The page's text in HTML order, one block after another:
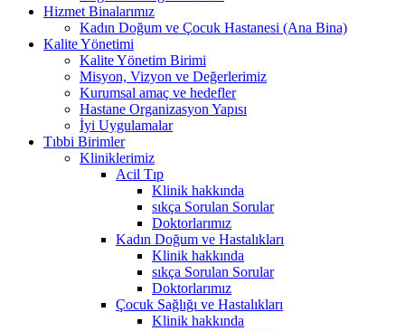
Hizmet Binalarımız
Kadın Doğum ve Çocuk Hastanesi (Ana Bina)
Kalite Yönetimi
Kalite Yönetim Birimi
Misyon, Vizyon ve Değerlerimiz
Kurumsal amaç ve hedefler
Hastane Organizasyon Yapısı
İyi Uygulamalar
Tıbbi Birimler
Kliniklerimiz
Acil Tıp
Klinik hakkında
sıkça Sorulan Sorular
Doktorlarımız
Kadın Doğum ve Hastalıkları
Klinik hakkında
sıkça Sorulan Sorular
Doktorlarımız
Çocuk Sağlığı ve Hastalıkları
Klinik hakkında